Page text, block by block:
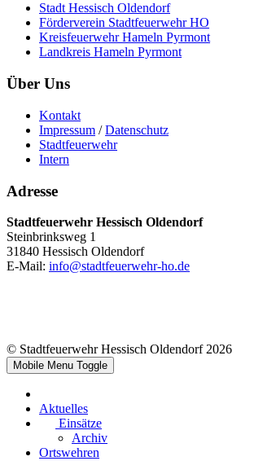
Stadt Hessisch Oldendorf
Förderverein Stadtfeuerwehr HO
Kreisfeuerwehr Hameln Pyrmont
Landkreis Hameln Pyrmont
Über Uns
Kontakt
Impressum /Datenschutz
Stadtfeuerwehr
Intern
Adresse
Stadtfeuerwehr Hessisch Oldendorf
Steinbrinksweg 1
31840 Hessisch Oldendorf
E-Mail: info@stadtfeuerwehr-ho.de
© Stadtfeuerwehr Hessisch Oldendorf 2026
Mobile Menu Toggle
Aktuelles
Einsätze
Archiv
Ortswehren